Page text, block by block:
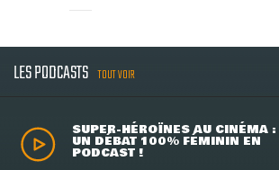
LES PODCASTS TOUT VOIR
SUPER-HÉROÏNES AU CINÉMA :
UN DÉBAT 100% FÉMININ EN
PODCAST !